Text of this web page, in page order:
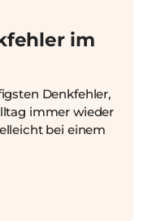
im
Denkfehler,
immer wieder
bei einem